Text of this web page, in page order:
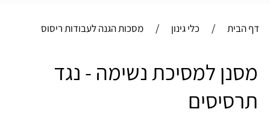
דף הבית / כלי גינון / מסכות הגנה לעבודות ריסוס
מסנן למסיכת נשימה - נגד
תרסיסים